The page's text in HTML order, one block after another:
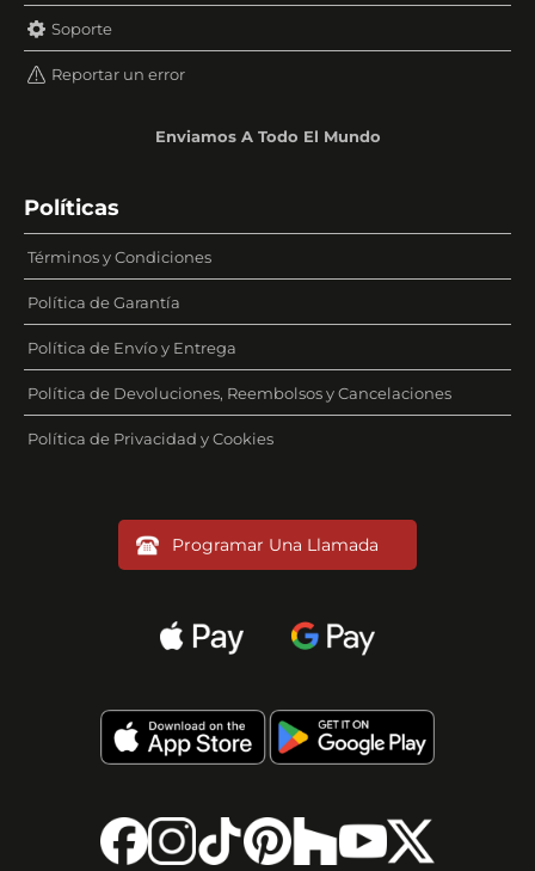
Soporte
Reportar un error
Enviamos A Todo El Mundo
Políticas
Términos y Condiciones
Política de Garantía
Política de Envío y Entrega
Política de Devoluciones, Reembolsos y Cancelaciones
Política de Privacidad y Cookies
Programar Una Llamada